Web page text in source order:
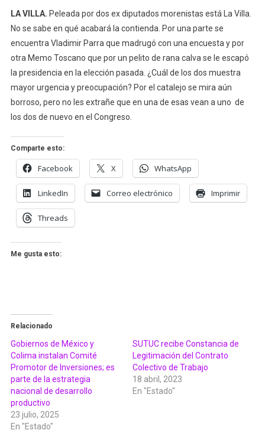
LA VILLA. Peleada por dos ex diputados morenistas está La Villa.
No se sabe en qué acabará la contienda. Por una parte se
encuentra Vladimir Parra que madrugó con una encuesta y por
otra Memo Toscano que por un pelito de rana calva se le escapó
la presidencia en la elección pasada. ¿Cuál de los dos muestra
mayor urgencia y preocupación? Por el catalejo se mira aún
borroso, pero no les extrañe que en una de esas vean a uno de
los dos de nuevo en el Congreso.
Comparte esto:
Facebook X WhatsApp
LinkedIn Correo electrónico Imprimir
Threads
Me gusta esto:
Relacionado
Gobiernos de México y
Colima instalan Comité
Promotor de Inversiones; es
parte de la estrategia
nacional de desarrollo
productivo
23 julio, 2025
En "Estado"
SUTUC recibe Constancia de
Legitimación del Contrato
Colectivo de Trabajo
18 abril, 2023
En "Estado"